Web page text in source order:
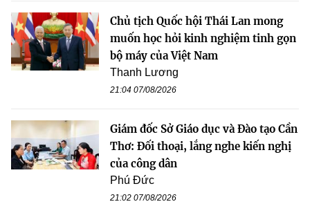
Chủ tịch Quốc hội Thái Lan mong
muốn học hỏi kinh nghiệm tinh gọn
bộ máy của Việt Nam
Thanh Lương
21:04 07/08/2026
Giám đốc Sở Giáo dục và Đào tạo Cần
Thơ: Đối thoại, lắng nghe kiến nghị
của công dân
Phú Đức
21:02 07/08/2026